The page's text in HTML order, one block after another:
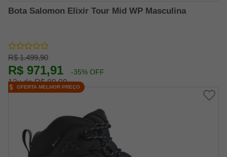
Bota Salomon Elixir Tour Mid WP Masculina
R$ 1.499,90
R$ 971,91 -35% OFF
12x de R$ 89,99
OFERTA MELHOR PREÇO